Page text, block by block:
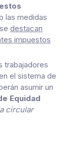
las medidas
destacan
impuestos
trabajadores
el sistema de
asumir un
Equidad
circular